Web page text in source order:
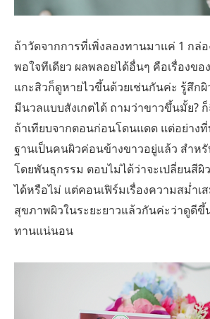
ถ้าวัดจากการที่เพิ่งลองทานมาแค่ 1 กล่
พอใจทีเดียว ผลพลอยได้อื่นๆ คือเรื่องขอ
แกะสิวก็ดูหายไวขึ้นด้วยเช่นกันค่ะ รู้สึก
มีนวลแบบสังเกตได้ ถามว่าขาวขึ้นมั้ย?
ถ้าเทียบจากตอนก่อนโดนแดด แต่อย่าง
ฐานเป็นคนผิวค่อนข้างขาวอยู่แล้ว สำห
โดยพันธุกรรม ตอบไม่ได้ว่าจะเปลี่ยนสีผิ
ได้หรือไม่ แต่คอนเฟิร์มเรื่องความสม่ำเ
สุขภาพผิวในระยะยาวแล้วกันค่ะว่าดูดีขึ้
ทานแน่นอน